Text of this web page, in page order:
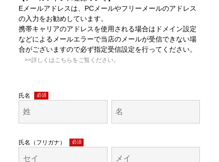
Eメールアドレスは、PCメールやフリーメールのアドレス
の入力をお勧めしています。
携帯キャリアのアドレスを使用される場合はドメイン設定
などによるメールエラーで当店のメールが受信できない場
合がございますので必ず指定受信設定を行ってください。
>>詳しくはこちらをご覧ください。
氏名
(必
氏名（フリガナ）
(必